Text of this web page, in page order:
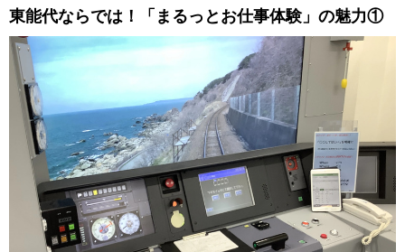
東能代ならでは！「まるっとお仕事体験」の魅力①